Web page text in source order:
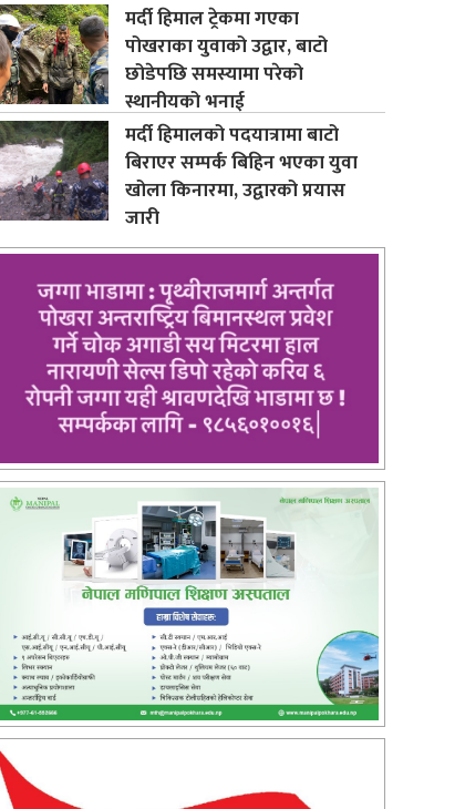
मर्दी हिमाल ट्रेकमा गएका
पोखराका युवाको उद्वार, बाटो
छोडेपछि समस्यामा परेको
स्थानीयको भनाई
मर्दी हिमालको पदयात्रामा बाटो
बिराएर सम्पर्क बिहिन भएका युवा
खोला किनारमा, उद्वारको प्रयास
जारी